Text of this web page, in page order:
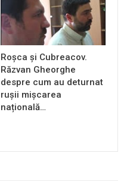
Roșca și Cubreacov.
Răzvan Gheorghe
despre cum au deturnat
rușii mișcarea
națională…